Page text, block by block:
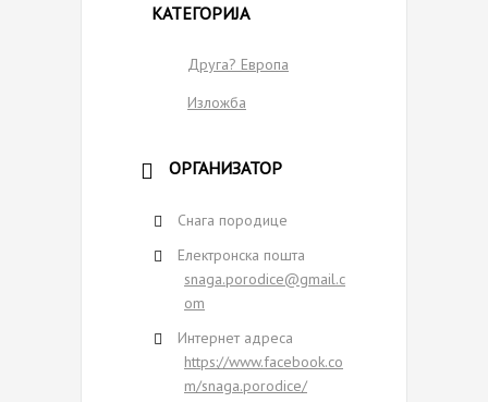
КАТЕГОРИЈА
Друга? Европа
Изложба
ОРГАНИЗАТОР
Снага породице
Електронска пошта
snaga.porodice@gmail.c
om
Интернет адреса
https://www.facebook.co
m/snaga.porodice/